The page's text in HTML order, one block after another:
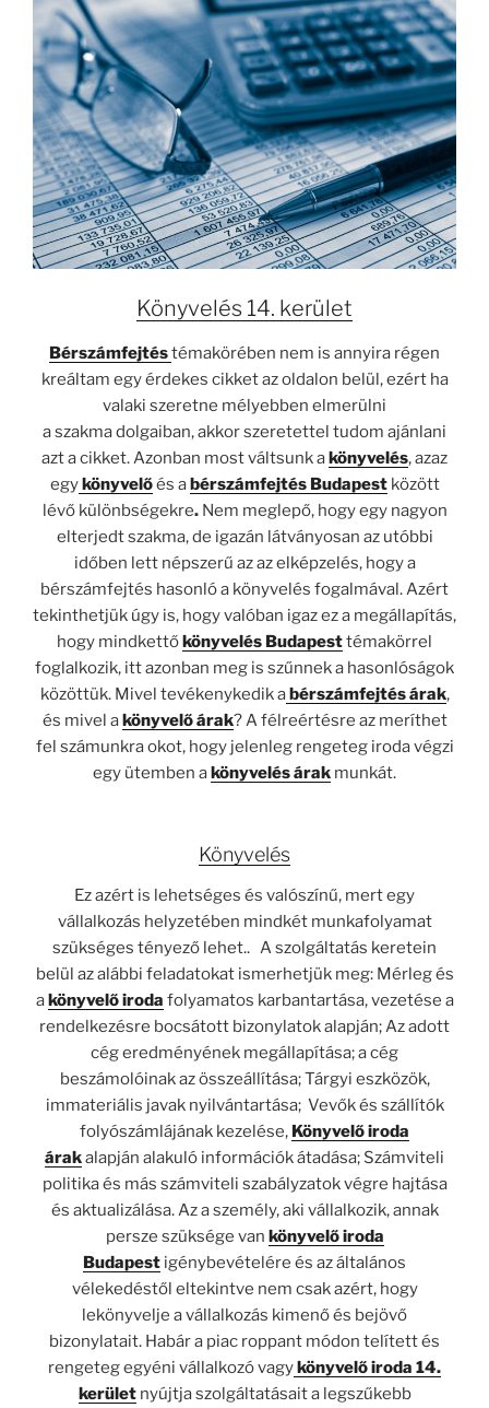
Könyvelés 14. kerület
Bérszámfejtéstémakörében nem is annyira régen
kreáltam egy érdekes cikket az oldalon belül, ezért ha
valaki szeretne mélyebben elmerülni
a szakma dolgaiban, akkor szeretettel tudom ajánlani
azt a cikket. Azonban most váltsunk a könyvelés, azaz
egy könyvelőés a bérszámfejtés Budapestközött
lévő különbségekre. Nem meglepő, hogy egy nagyon
elterjedt szakma, de igazán látványosan az utóbbi
időben lett népszerű az az elképzelés, hogy a
bérszámfejtés hasonló a könyvelés fogalmával. Azért
tekinthetjük úgy is, hogy valóban igaz ez a megállapítás,
hogy mindkettő könyvelés Budapesttémakörrel
foglalkozik, itt azonban meg is szűnnek a hasonlóságok
közöttük. Mivel tevékenykedik abérszámfejtés árak,
és mivel a könyvelő árak? A félreértésre az meríthet
fel számunkra okot, hogy jelenleg rengeteg iroda végzi
egy ütemben a könyvelés árak munkát.
Könyvelés
Ez azért is lehetséges és valószínű, mert egy
vállalkozás helyzetében mindkét munkafolyamat
szükséges tényező lehet.. A szolgáltatás keretein
belül az alábbi feladatokat ismerhetjük meg: Mérleg és
a könyvelő iroda folyamatos karbantartása, vezetése a
rendelkezésre bocsátott bizonylatok alapján; Az adott
cég eredményének megállapítása; a cég
beszámolóinak az összeállítása; Tárgyi eszközök,
immateriális javak nyilvántartása; Vevők és szállítók
folyószámlájának kezelése, Könyvelő iroda
árakalapján alakuló információk átadása; Számviteli
politika és más számviteli szabályzatok végre hajtása
és aktualizálása. Az a személy, aki vállalkozik, annak
persze szüksége van könyvelő iroda
Budapest igénybevételére és az általános
vélekedéstől eltekintve nem csak azért, hogy
lekönyvelje a vállalkozás kimenő és bejövő
bizonylatait. Habár a piac roppant módon telített és
rengeteg egyéni vállalkozó vagy könyvelő iroda 14.
kerületnyújtja szolgáltatásait a legszűkebb